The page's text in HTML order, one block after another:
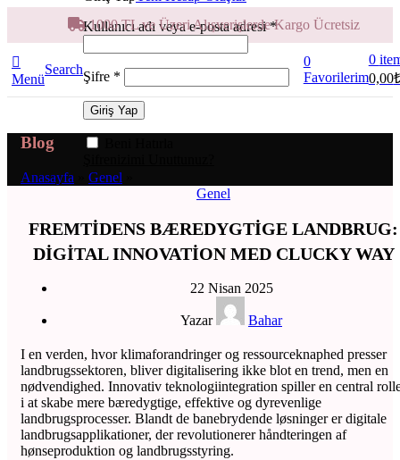
1000 TL ve Üzeri Alışverişlerde Kargo Ücretsiz
Menü
Search
Kullanıcı adı veya e-posta adresi*
Şifre *
Giriş Yap
0
Favorilerim
0
0,00
Blog
Anasayfa Genel
Genel
FREMTIDENS BÆREDYGTIGE LANDBRUG:
DIGITAL INNOVATION MED CLUCKY WAY
22 Nisan 2025
Yazar Bahar
I en verden, hvor klimaforandringer og ressourceknaphed presser
landbrugssektoren, bliver digitalisering ikke blot en trend, men en
nødvendighed. Innovativ teknologiintegration spiller en central
i at skabe mere bæredygtige, effektive og dyrevenlige
landbrugsprocesser. Blandt de banebrydende løsninger er digitale
landbrugsapplikationer, der revolutionerer håndteringen af
hønseproduktion og landbrugsstyring.